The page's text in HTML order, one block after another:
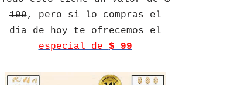
199, pero si lo compras el
dia de hoy te ofrecemos el
especial de $ 99